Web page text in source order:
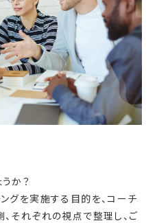
か？
グを実施する目的を、コーチ
それぞれの視点で整理し、ご